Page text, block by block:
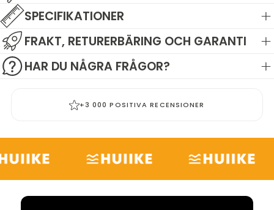
SPECIFIKATIONER
FRAKT, RETURERBÄRING OCH GARANTI
HAR DU NÅGRA FRÅGOR?
+3 000 POSITIVA RECENSIONER